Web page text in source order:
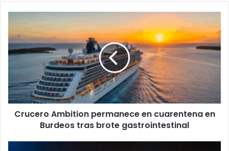
Ambition
permanece
en
cuarentena
en
Burdeos
tras
brote
gastrointestinal
Crucero Ambition permanece en cuarentena en
Burdeos tras brote gastrointestinal